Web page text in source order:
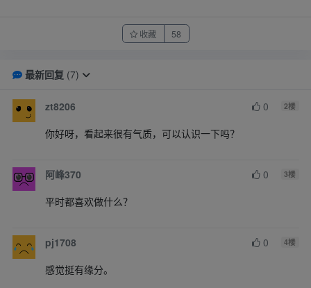
收藏 58
最新回复 (7)
zt8206 0 2楼
你好呀，看起来很有气质，可以认识一下吗？
阿峰370 0 3楼
平时都喜欢做什么？
pj1708 0 4楼
感觉挺有缘分。